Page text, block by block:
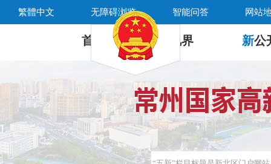
繁體中文 无障碍浏览 智能问答 网站
首 页 新 视界 新公